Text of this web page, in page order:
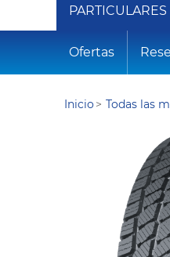
PARTICULARES
Ofertas
Inicio Todas las